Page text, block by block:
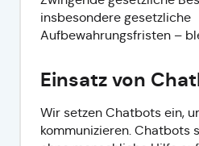
insbesondere gesetzliche
Aufbewahrungsfristen –
Einsatz von
Wir setzen Chatbots ein,
kommunizieren. Chatbots